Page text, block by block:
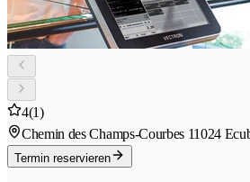
4(1)
Chemin des Champs-Courbes 11024
Termin reservieren